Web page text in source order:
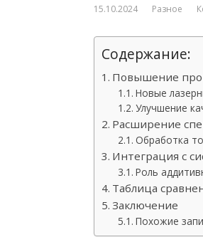
15.10.2024 Разное
Содержание:
Повышение
Новые
Улучшение
Расширение
Обработка
Интеграция с
Роль
Таблица
Заключение
Похожие